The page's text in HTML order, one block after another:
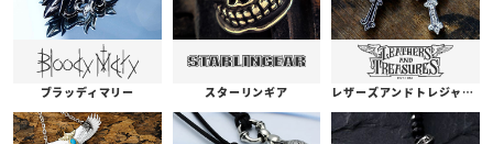
ブラッディマリー スターリンギア レザーズアンドトレジャーズ